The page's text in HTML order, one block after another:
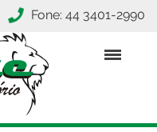
Fone: 44 3401-2990